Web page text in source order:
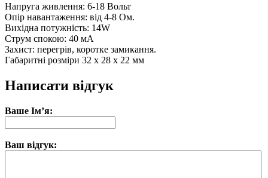
Напруга живлення: 6-18 Вольт
Опір навантаження: від 4-8 Ом.
Вихідна потужність: 14W
Струм спокою: 40 мА
Захист: перегрів, коротке замикання.
Габаритні розміри 32 х 28 х 22 мм
Написати відгук
Ваше Ім’я:
Ваш відгук: